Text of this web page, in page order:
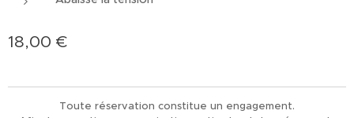
18,00 €
Toute réservation constitue un engagement.